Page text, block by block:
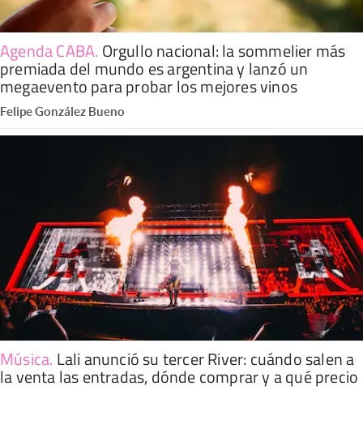
Agenda CABA. Orgullo nacional: la sommelier más
premiada del mundo es argentina y lanzó un
megaevento para probar los mejores vinos
Felipe González Bueno
Música. Lali anunció su tercer River: cuándo salen a
la venta las entradas, dónde comprar y a qué precio